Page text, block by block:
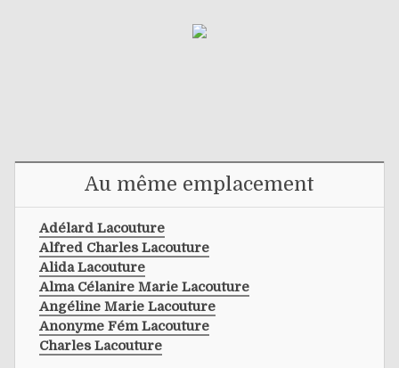
Au même emplacement
Adélard Lacouture
Alfred Charles Lacouture
Alida Lacouture
Alma Célanire Marie Lacouture
Angéline Marie Lacouture
Anonyme Fém Lacouture
Charles Lacouture